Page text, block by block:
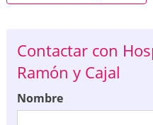
Contactar con
Ramón y Cajal
Nombre